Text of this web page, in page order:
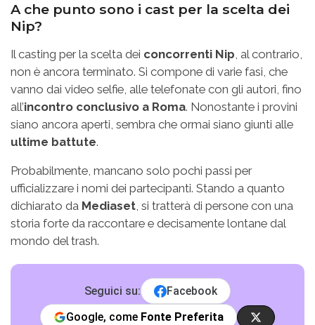
A che punto sono i cast per la scelta dei
Nip?
Il casting per la scelta dei concorrenti Nip, al contrario,
non è ancora terminato. Si compone di varie fasi, che
vanno dai video selfie, alle telefonate con gli autori, fino
all’incontro conclusivo a Roma. Nonostante i provini
siano ancora aperti, sembra che ormai siano giunti alle
ultime battute.
Probabilmente, mancano solo pochi passi per
ufficializzare i nomi dei partecipanti. Stando a quanto
dichiarato da Mediaset, si tratterà di persone con una
storia forte da raccontare e decisamente lontane dal
mondo del trash.
Seguici su:
Facebook
Google, come Fonte Preferita